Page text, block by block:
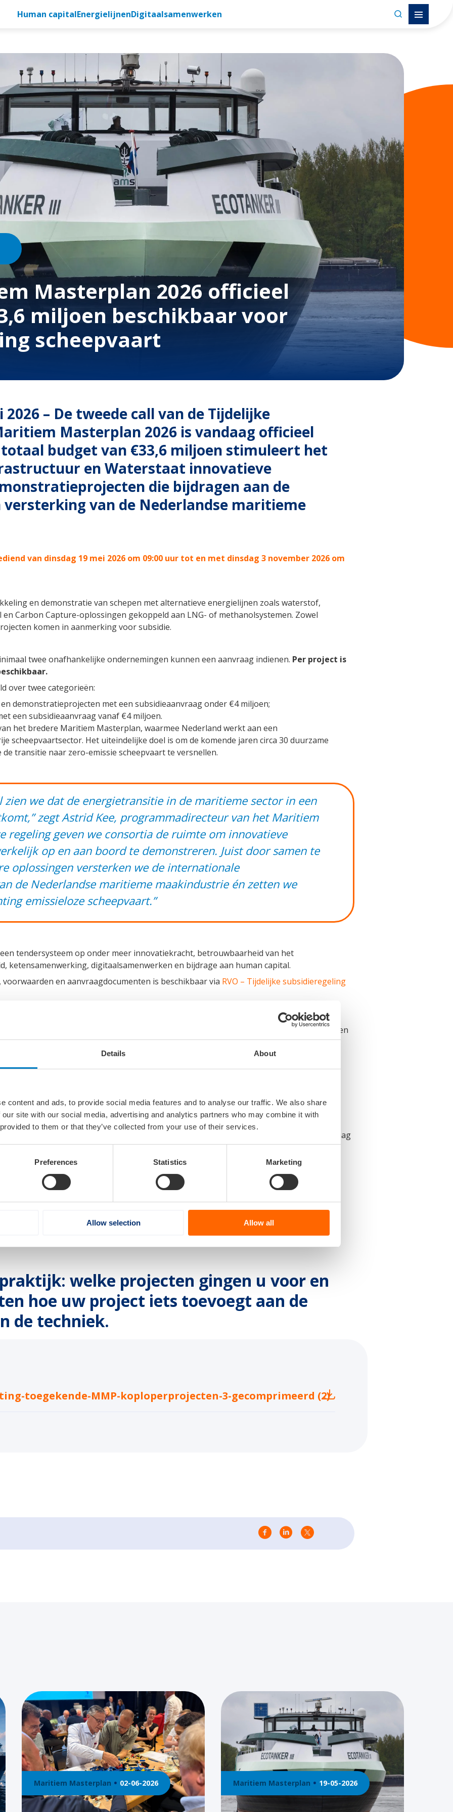
Details About
content and ads, to provide social media features and to analyse our traffic. We also share
site with our social media, advertising and analytics partners who may combine it with
to them or that they’ve collected from your use of their services.
Preferences Statistics Marketing
Allow selection Allow all
Human capitalEnergielijnenDigitaalsamenwerken
Masterplan 2026 officieel
miljoen beschikbaar voor
scheepvaart
2026– De tweede call van de Tijdelijke
Masterplan 2026 is vandaag officieel
budget van €33,6 miljoen stimuleert het
en Waterstaat innovatieve
die bijdragen aan de
van de Nederlandse maritieme
van dinsdag 19 mei 2026 om 09:00 uur tot en met dinsdag 3 november 2026 om
en demonstratie van schepen met alternatieve energielijnen zoals waterstof,
Carbon Capture-oplossingen gekoppeld aan LNG- of methanolsystemen. Zowel
komen in aanmerking voor subsidie.
twee onafhankelijke ondernemingen kunnen een aanvraag indienen. Per project is
over twee categorieën:
demonstratieprojecten met een subsidieaanvraag onder €4 miljoen;
een subsidieaanvraag vanaf €4 miljoen.
het bredere Maritiem Masterplan, waarmee Nederland werkt aan een
scheepvaartsector. Het uiteindelijke doel is om de komende jaren circa 30 duurzame
transitie naar zero-emissie scheepvaart te versnellen.
zien we dat de energietransitie in de maritieme sector in een
zegt Astrid Kee, programmadirecteur van het Maritiem
regeling geven we consortia de ruimte om innovatieve
op en aan boord te demonstreren. Juist door samen te
oplossingen versterken we de internationale
de Nederlandse maritieme maakindustrie én zetten we
emissieloze scheepvaart.”
tendersysteem op onder meer innovatiekracht, betrouwbaarheid van het
ketensamenwerking, digitaalsamenwerken en bijdrage aan human capital.
en aanvraagdocumenten is beschikbaar via RVO – Tijdelijke subsidieregeling
programma waarin overheid, kennisinstellingen en het bedrijfsleven samenwerken
scheepvaartsector. Door innovatie, digitalisering en samenwerking wil het
concurrerende en klimaatneutrale maritieme industrie.
voor Call 2 van het Maritiem Masterplan
tijdens ons Call 2-event van het Maritiem Masterplan.
andere maritieme partijen verkenden nieuwe samenwerkingen, deelden ideeën tijdens
over Digitaal Samenwerken, Energielijnen en Human Capital.
nog samenwerkingspartners? Het Programmabureau Maritiem Masterplan helpt je graag
LinkedIn Matchmaking Community om in contact te blijven met andere deelnemers.
presentaties terugkijken? Bekijk hier de workshop- en pitchpresentaties:
welke projecten gingen u voor en
hoe uw project iets toevoegt aan de
de techniek.
toegekende-MMP-koploperprojecten-3-gecomprimeerd (2)
Maritiem Masterplan 02-06-2026 Maritiem Masterplan 19-05-2026